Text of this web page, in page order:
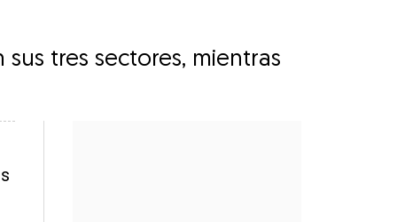
tres sectores, mientras